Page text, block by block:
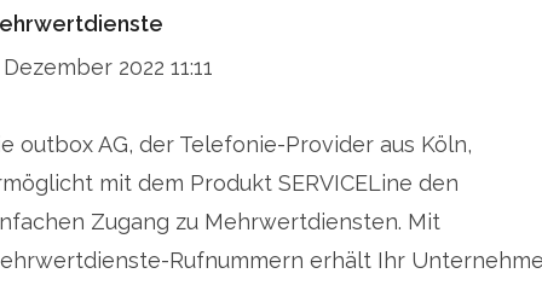
2022 11:11
outbox AG, der Telefonie-Provider aus Köln,
mit dem Produkt SERVICELine den
Zugang zu Mehrwertdiensten. Mit
Rufnummern erhält Ihr